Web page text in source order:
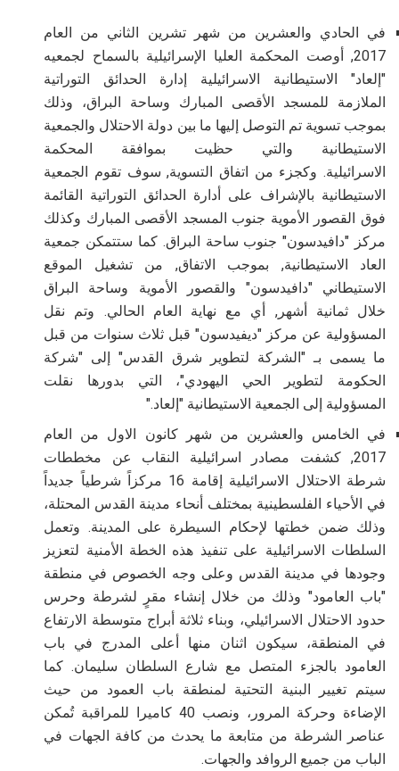
في الحادي والعشرين من شهر تشرين الثاني من العام
2017, أوصت المحكمة العليا الإسرائيلية بالسماح لجمعيه
"إلعاد" الاستيطانية الاسرائيلية إدارة الحدائق التوراتية
الملازمة للمسجد الأقصى المبارك وساحة البراق، وذلك
بموجب تسوية تم التوصل إليها ما بين دولة الاحتلال والجمعية
الاستيطانية والتي حظيت بموافقة المحكمة
الاسرائيلية. وكجزء من اتفاق التسوية, سوف تقوم الجمعية
الاستيطانية بالإشراف على أدارة الحدائق التوراتية القائمة
فوق القصور الأموية جنوب المسجد الأقصى المبارك وكذلك
مركز "دافيدسون" جنوب ساحة البراق. كما ستتمكن جمعية
العاد الاستيطانية, بموجب الاتفاق, من تشغيل الموقع
الاستيطاني "دافيدسون" والقصور الأموية وساحة البراق
خلال ثمانية أشهر, أي مع نهاية العام الحالي. وتم نقل
المسؤولية عن مركز "ديفيدسون" قبل ثلاث سنوات من قبل
ما يسمى بـ "الشركة لتطوير شرق القدس" إلى "شركة
الحكومة لتطوير الحي اليهودي"، التي بدورها نقلت
المسؤولية إلى الجمعية الاستيطانية "إلعاد".
في الخامس والعشرين من شهر كانون الاول من العام
2017, كشفت مصادر اسرائيلية النقاب عن مخططات
شرطة الاحتلال الاسرائيلية إقامة 16 مركزاً شرطياً جديداً
في الأحياء الفلسطينية بمختلف أنحاء مدينة القدس المحتلة،
وذلك ضمن خطتها لإحكام السيطرة على المدينة. وتعمل
السلطات الاسرائيلية على تنفيذ هذه الخطة الأمنية لتعزيز
وجودها في مدينة القدس وعلى وجه الخصوص في منطقة
"باب العامود" وذلك من خلال إنشاء مقرٍ لشرطة وحرس
حدود الاحتلال الاسرائيلي، وبناء ثلاثة أبراج متوسطة الارتفاع
في المنطقة، سيكون اثنان منها أعلى المدرج في باب
العامود بالجزء المتصل مع شارع السلطان سليمان. كما
سيتم تغيير البنية التحتية لمنطقة باب العمود من حيث
الإضاءة وحركة المرور، ونصب 40 كاميرا للمراقبة تُمكن
عناصر الشرطة من متابعة ما يحدث من كافة الجهات في
الباب من جميع الروافد والجهات.